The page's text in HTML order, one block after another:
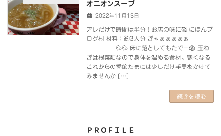
オニオンスープ
2022年11月13日
アレだけで時間は半分！お店の味に🥰 にほんブ
ログ村 材料：約3人分 ぎゃぁぁぁぁぁ
―――――💦💦 床に落としてもたでー😱 玉ね
ぎは根菜類なので身体を温める食材。寒くなる
これからの季節たまには少しだけ手間をかけて
みませんか […]
続きを読む
ＰＲＯＦＩＬＥ